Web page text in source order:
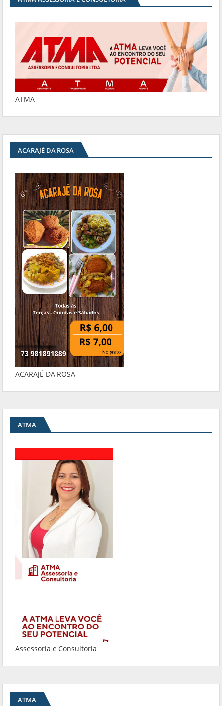
ATMA
ACARAJÉ DA ROSA
ACARAJÉ DA ROSA
ATMA
Assessoria e Consultoria
ATMA